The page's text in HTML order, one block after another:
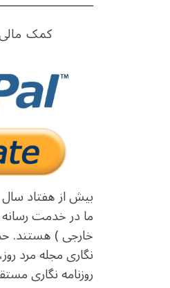
کمک
بیش از هفتاد سال
ما در خدمت
خارجی ) هستند.
نگاری مجله مرد
روزنامه نگاری